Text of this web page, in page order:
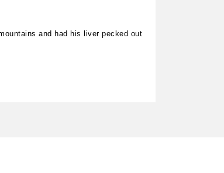
and had his liver pecked out